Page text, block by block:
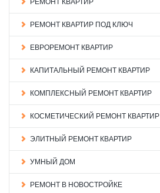
РЕМОНТ КВАРТИР
РЕМОНТ КВАРТИР ПОД КЛЮЧ
ЕВРОРЕМОНТ КВАРТИР
КАПИТАЛЬНЫЙ РЕМОНТ КВАРТИР
КОМПЛЕКСНЫЙ РЕМОНТ КВАРТИР
КОСМЕТИЧЕСКИЙ РЕМОНТ КВАРТИР
ЭЛИТНЫЙ РЕМОНТ КВАРТИР
УМНЫЙ ДОМ
РЕМОНТ В НОВОСТРОЙКЕ